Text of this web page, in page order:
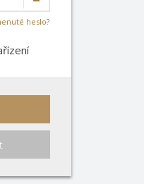
heslo?